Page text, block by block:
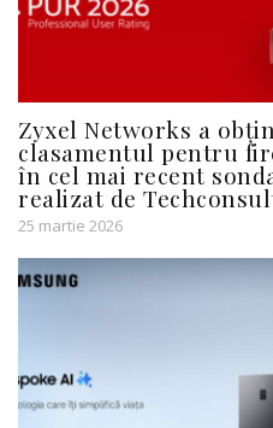
Zyxel Networks a
clasamentul pentru
în cel mai recent
realizat de
25 martie 2026